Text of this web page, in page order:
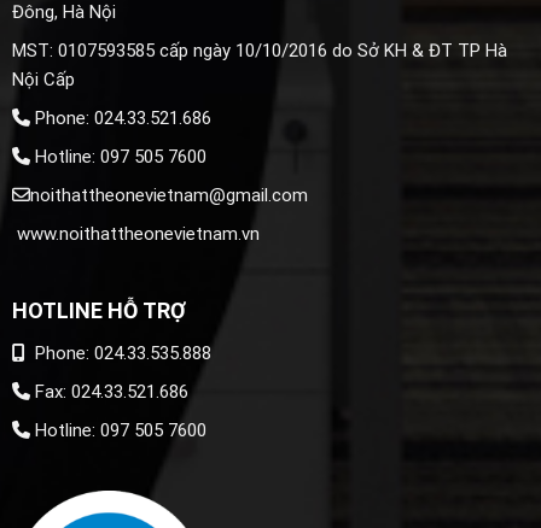
Đông, Hà Nội
MST: 0107593585 cấp ngày 10/10/2016 do Sở KH & ĐT TP Hà
Nội Cấp
Phone: 024.33.521.686
Hotline: 097 505 7600
noithattheonevietnam@gmail.com
www.noithattheonevietnam.vn
HOTLINE HỖ TRỢ
Phone: 024.33.535.888
Fax: 024.33.521.686
Hotline: 097 505 7600